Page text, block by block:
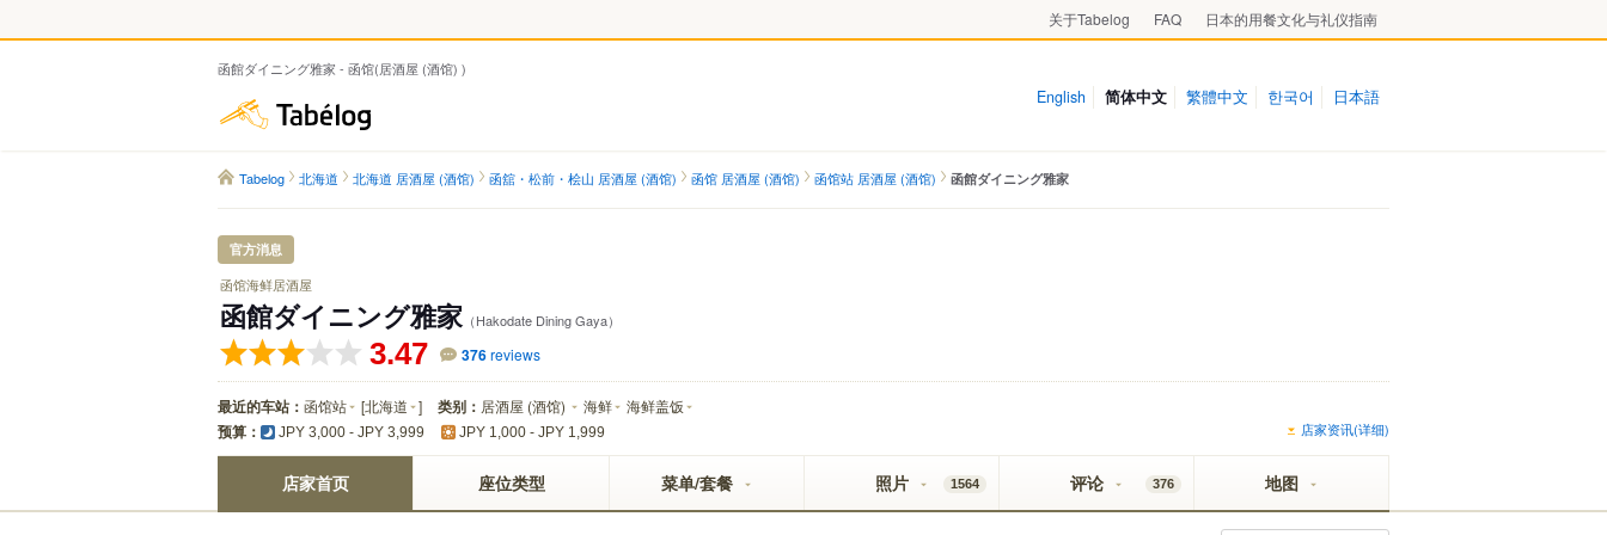
关于Tabelog FAQ 日本的用餐文化与礼仪指南
函館ダイニング雅家 - 函馆(居酒屋 (酒馆) )
English 简体中文 繁體中文 한국어 日本語
Tabelog 北海道 北海道 居酒屋 (酒馆) 函舘・松前・桧山 居酒屋 (酒馆) 函馆 居酒屋 (酒馆) 函馆站 居酒屋 (酒馆) 函館ダイニング雅家
官方消息
函馆海鲜居酒屋
函館ダイニング雅家 （Hakodate Dining Gaya）
3.47 376reviews
最近的车站： 函馆站 [北海道 ] 类别： 居酒屋 (酒馆) 海鲜 海鲜盖饭
预算： JPY 3,000 - JPY 3,999 JPY 1,000 - JPY 1,999 店家资讯(详细)
店家首页 座位类型 菜单/套餐 照片 1564 评论 376 地图